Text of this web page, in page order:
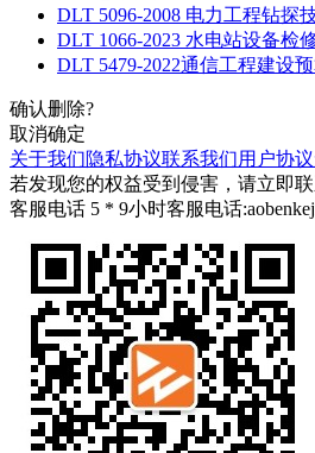
DLT 5096-2008 电力工程钻探
DLT 1066-2023 水电站设备检
DLT 5479-2022通信工程建设
确认删除?
取消确定
关于我们隐私协议联系我们用户协议
若发现您的权益受到侵害，请立即
客服电话 5 * 9小时客服电话